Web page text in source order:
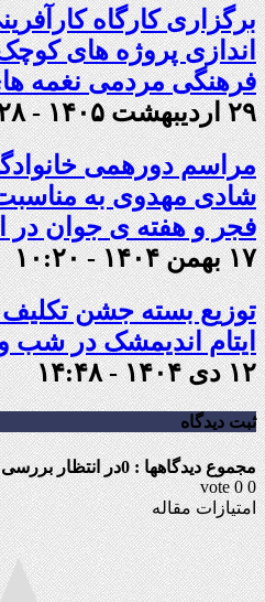
برگزاری کارگاه
اندازی پروژه های
فرهنگی مردمی نغمه
۲۹ اردیبهشت ۱۴۰۵ - ۱۱:۲۸
مراسم دورهمی
شادی مهدوی به
فجر و هفته ی جوان در
۱۷ بهمن ۱۴۰۴ - ۱۰:۲۰
توزیع بسته جشن
ایتام اندیمشک در شب
۱۲ دی ۱۴۰۴ - ۱۴:۴۸
ثبت دیدگاه
مجموع دیدگاهها : 0 در انتظار بررسی
0
0
vote
امتیازات مقاله